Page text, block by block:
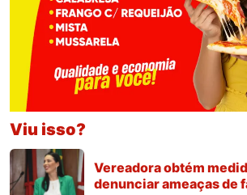
Viu isso?
Vereadora obtém
denunciar ameaças de